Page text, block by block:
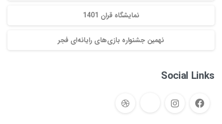
نمایشگاه قران 1401
نهمین جشنواره بازی‌های رایانه‌ای فجر
Social Links